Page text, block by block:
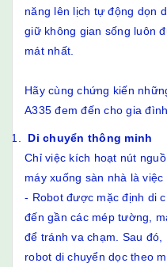
năng lên lịch tự động dọn
giữ không gian sống luôn
mát nhất.
Hãy cùng chứng kiến
A335 đem đến cho gia
Di chuyển thông minh
Chỉ việc kích hoạt nút
máy xuống sàn nhà là
- Robot được mặc định di
đến gần các mép tường,
để tránh va chạm. Sau
robot di chuyển dọc theo